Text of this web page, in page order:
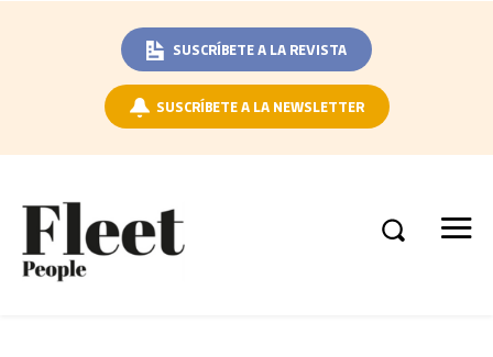
SUSCRÍBETE A LA REVISTA
SUSCRÍBETE A LA NEWSLETTER